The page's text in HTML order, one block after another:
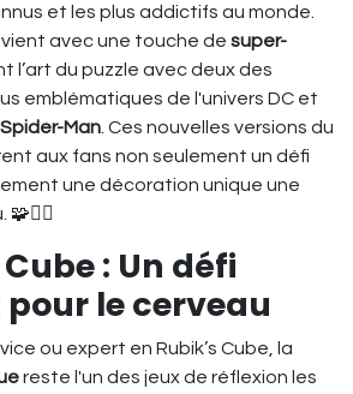
et les plus addictifs au monde.
avec une touche de super-
l’art du puzzle avec deux des
emblématiques de l'univers DC et
Spider-Man . Ces nouvelles versions du
aux fans non seulement un défi
une décoration unique une
Cube : Un défi
le cerveau
ou expert en Rubik’s Cube, la
reste l'un des jeux de réflexion les